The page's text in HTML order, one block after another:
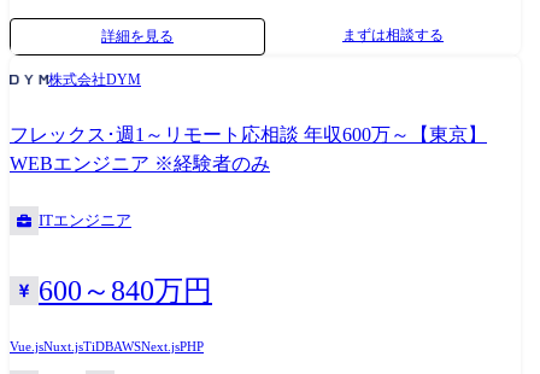
ング等の運用 など <チャレンジポイント> 2,000台以上のサーバーを無停
止で常時稼働させるための、高可用性が要求されるクラウドインフラの
次世代技術の導入と新領域への挑戦 トランザクションの増加に伴うDBレ
イヤーの複雑性解消を目的とした、データベース技術の検証・導入 ●リ
ーダー候補について 開発の最前線で活躍し、エンジニアとしての技術力
ックリードとは異なり、リーダーは業務内容にマネジメント要素を含ん
ていただくポジションです。 <業務イメージ> 5名〜6名程のチームメンバ
ーの育成‧教育 100万台規模のクライアントが接続するクラウド録画サー
ストを抑えるための各種最適化の推進 サービス‧システムの監視やチュー
詳細を見る まずは相談する
株式会社DYM
フレックス･週1～リモート応相談 年収600万～【東京】
WEBエンジニア ※経験者のみ
ITエンジニア
600～840万円
Vue.jsNuxt.jsTiDBAWSNext.jsPHP